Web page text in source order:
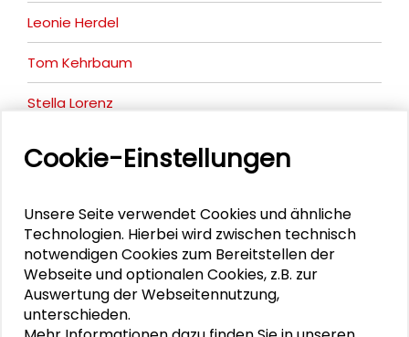
Leonie Herdel
Tom Kehrbaum
Stella Lorenz
Kirsten Mensch
Daniel Theobald
Anna Zdiara
Cookie-Einstellungen
Unsere Seite verwendet Cookies und ähnliche
Technologien. Hierbei wird zwischen technisch
notwendigen Cookies zum Bereitstellen der
Webseite und optionalen Cookies, z.B. zur
Auswertung der Webseitennutzung,
unterschieden.